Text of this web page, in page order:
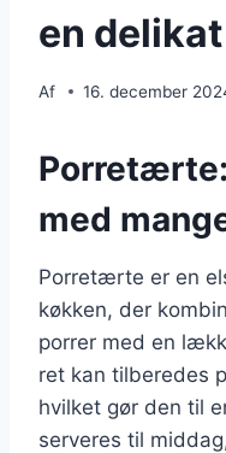
en
Af 16. december
med
Porretærte er en
køkken, der
porrer med en
ret kan tilberedes
hvilket gør den til
serveres til